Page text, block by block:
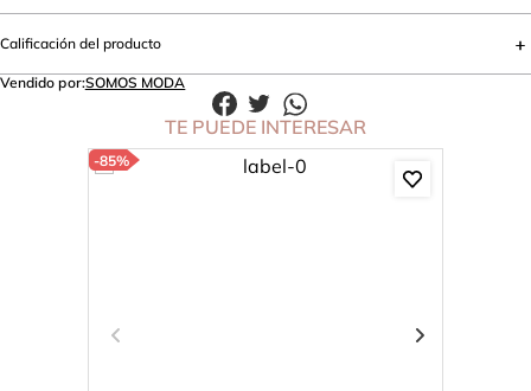
Calificación del producto
Vendido por:SOMOS MODA
TE PUEDE INTERESAR
-85%